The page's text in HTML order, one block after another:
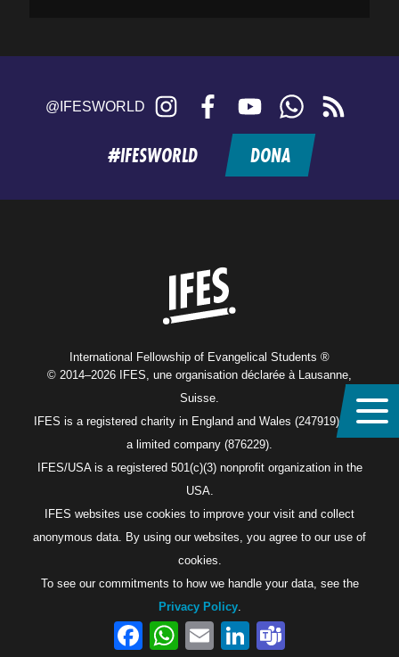
@IFESWORLD Instagram FacebookYouTubeWhatsApp
feed
#IFESWORLD DONA
International Fellowship of Evangelical Students ®
© 2014–2026 IFES, une organisation déclarée à Lausanne,
Suisse.
IFES is a registered charity in England and Wales (247919), and
a limited company (876229).
IFES/USA is a registered 501(c)(3) nonprofit organization in the
USA.
IFES websites use cookies to improve your visit and collect
anonymous data. By using our websites, you agree to our use of
cookies.
To see our commitments to how we handle your data, see the
Privacy Policy.
FacebookWhatsAppEmail LinkedIn